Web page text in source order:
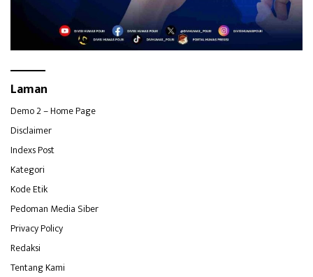
Laman
Demo 2 – Home Page
Disclaimer
Indexs Post
Kategori
Kode Etik
Pedoman Media Siber
Privacy Policy
Redaksi
Tentang Kami